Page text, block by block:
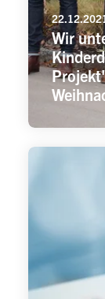
Wir